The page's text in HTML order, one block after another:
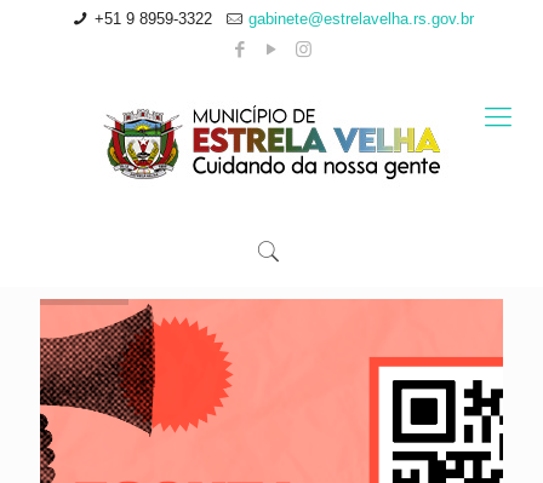
+51 9 8959-3322 gabinete@estrelavelha.rs.gov.br
Click Here